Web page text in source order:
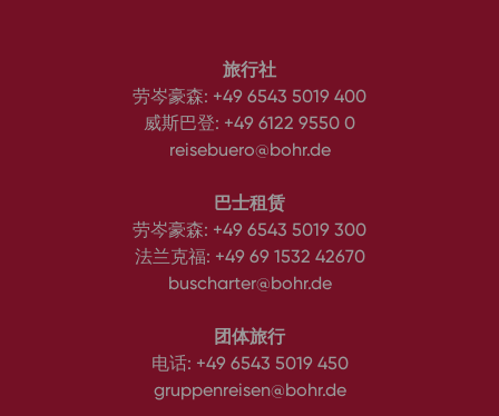
旅行社
劳岑豪森: +49 6543 5019 400
威斯巴登: +49 6122 9550 0
reisebuero@bohr.de
巴士租赁
劳岑豪森: +49 6543 5019 300
法兰克福: +49 69 1532 42670
buscharter@bohr.de
团体旅行
电话: +49 6543 5019 450
gruppenreisen@bohr.de